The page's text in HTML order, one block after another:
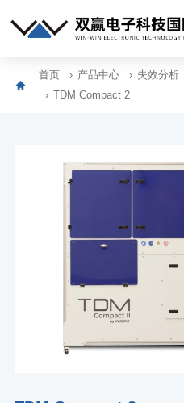
首页 产品中心 失效分析
TDM Compact 2